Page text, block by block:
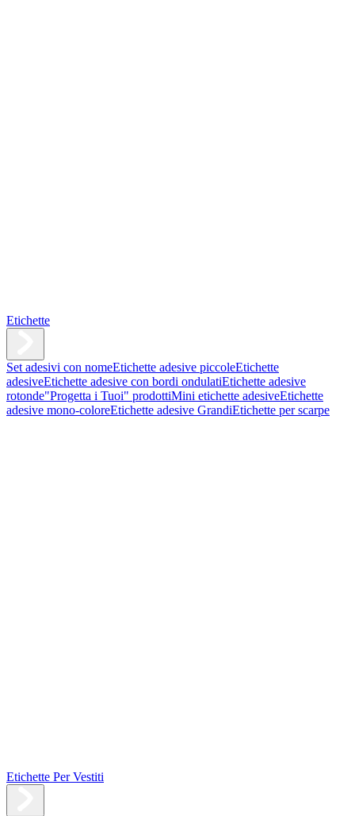
Etichette
Set adesivi con nomeEtichette adesive piccoleEtichette
adesiveEtichette adesive con bordi ondulatiEtichette adesive
rotonde"Progetta i Tuoi" prodottiMini etichette adesiveEtichette
adesive mono-coloreEtichette adesive GrandiEtichette per scarpe
Etichette Per Vestiti